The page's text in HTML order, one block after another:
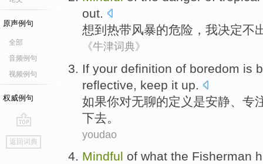
原声例句
全部
音频例句
视频例句
权威例句
go
top
返回词典
out.
想到 热带风暴的危险 ， 我决定不
《牛津词典》
If your definition of boredom is
reflective
keep it up.
如果你对无聊的定义 是安静
专
下去。
youdao
Mindful of what the Fisherman